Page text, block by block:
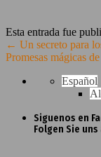
Esta entrada fue
← Un secreto para
Promesas mágicas
Español
Siguenos en
Folgen Sie